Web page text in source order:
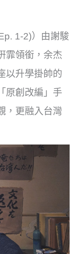
1-2)）由謝駿
霏領銜，余杰
以升學掛帥的
原創改編」手
，更融入台灣